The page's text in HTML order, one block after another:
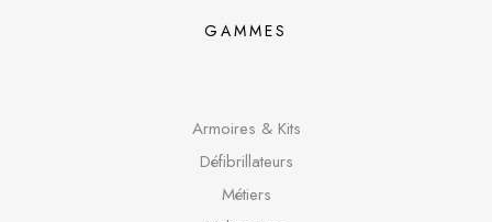
GAMMES
Armoires & Kits
Défibrillateurs
Métiers